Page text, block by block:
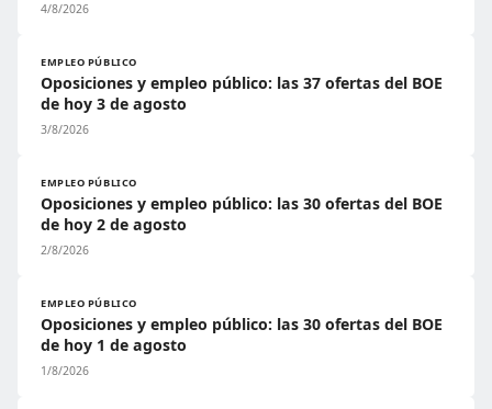
4/8/2026
EMPLEO PÚBLICO
Oposiciones y empleo público: las 37 ofertas del BOE
de hoy 3 de agosto
3/8/2026
EMPLEO PÚBLICO
Oposiciones y empleo público: las 30 ofertas del BOE
de hoy 2 de agosto
2/8/2026
EMPLEO PÚBLICO
Oposiciones y empleo público: las 30 ofertas del BOE
de hoy 1 de agosto
1/8/2026